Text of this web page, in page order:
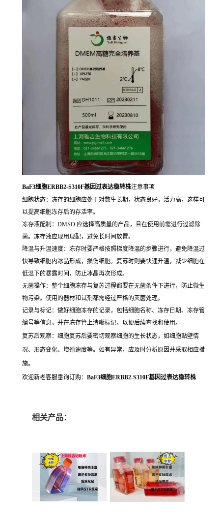
BaF3细胞ERBB2-S310F基因过表达稳转株注意事项
细胞状态：冻存的细胞应处于对数生长期，状态良好，活力高，这样可
以提高细胞冻存后的存活率。
冻存液配制：DMSO 应选择高质量的产品，且在使用前需进行过滤除
菌。冻存液应现用现配，避免长时间放置。
降温与升温速度：冻存时要严格按照梯度降温的步骤进行，避免降温过
快导致细胞内冰晶形成，损伤细胞。复苏时则要快速升温，减少细胞在
低温下的暴露时间，防止冰晶再次形成。
无菌操作：整个细胞冻存与复苏过程都要在无菌条件下进行，防止微生
物污染。使用的器材和试剂都需经过严格的灭菌处理。
记录与标记：做好细胞冻存的记录，包括细胞名称、冻存日期、冻存管
编号等信息，并在冻存管上清晰标记，以便后续查找和使用。
复苏后观察：细胞复苏后要密切观察细胞的生长状态，如细胞贴壁情
况、形态变化、增殖速度等。如有异常，应及时分析原因并采取相应措
施。
欢迎新老客服垂询订购： BaF3细胞ERBB2-S310F基因过表达稳转株
相关产品：